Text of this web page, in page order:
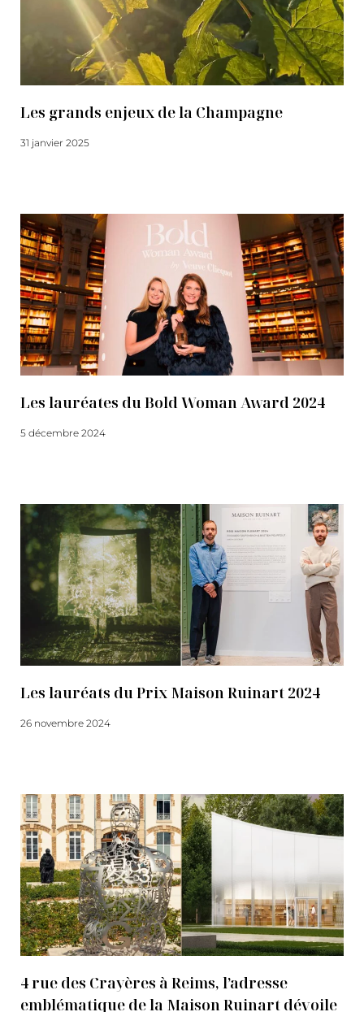
Les grands enjeux de la Champagne
31 janvier 2025
Les lauréates du Bold Woman Award 2024
5 décembre 2024
Les lauréats du Prix Maison Ruinart 2024
26 novembre 2024
4 rue des Crayères à Reims, l’adresse
emblématique de la Maison Ruinart dévoile